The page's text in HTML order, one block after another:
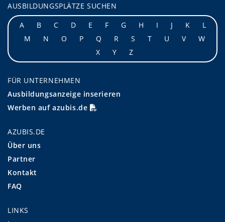
AUSBILDUNGSPLÄTZE SUCHEN
A
B C D E F G H I J K
L
M
N O P Q R S T U V
W
X
Y Z
FÜR UNTERNEHMEN
Ausbildungsanzeige inserieren
Werben auf azubis.de
AZUBIS.DE
Über uns
Partner
Kontakt
FAQ
LINKS